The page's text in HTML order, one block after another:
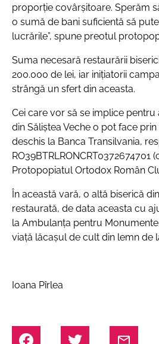
proporție covârșitoare. Sperăm
o sumă de bani suficientă să
lucrările”, spune preotul
Suma necesară restaurării
200.000 de lei, iar inițiatorii
strângă un sfert din aceasta.
Cei care vor să se implice
din Săliștea Veche o pot face
deschis la Banca Transilvania,
RO39BTRLRONCRT0372674701
Protopopiatul Ortodox Român
În această vară, o altă biserică
restaurată, de data aceasta cu
la Ambulanța pentru
viață lăcașul de cult din lemn de
Ioana Pîrlea